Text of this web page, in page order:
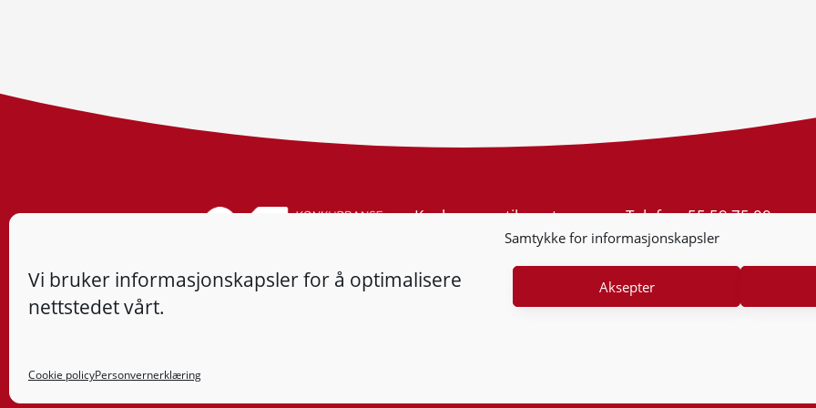
Samtykke for informasjonskapsler
Vi bruker informasjonskapsler for å optimalisere
nettstedet vårt.
Aksepter
Cookie policyPersonvernerklæring
Konkurransetilsynet
Postboks 439 Sentrum
Org.nr: 974 761 246
Telefon:55 59 75 00
E-post:post@kt.no
Nyhetsvarsel >>